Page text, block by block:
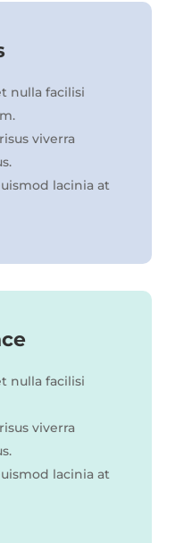
nulla facilisi
viverra
lacinia at
nulla facilisi
viverra
lacinia at